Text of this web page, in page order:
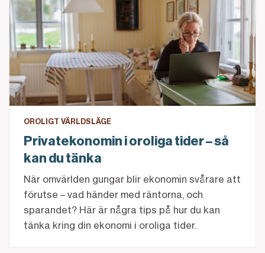
OROLIGT VÄRLDSLÄGE
Privatekonomin i oroliga tider – så
kan du tänka
När omvärlden gungar blir ekonomin svårare att
förutse – vad händer med räntorna, och
sparandet? Här är några tips på hur du kan
tänka kring din ekonomi i oroliga tider.